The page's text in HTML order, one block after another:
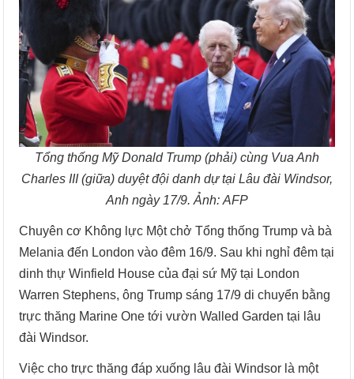
Tổng thống Mỹ Donald Trump (phải) cùng Vua Anh
Charles III (giữa) duyệt đội danh dự tại Lâu đài Windsor,
Anh ngày 17/9. Ảnh: AFP
Chuyên cơ Không lực Một chở Tổng thống Trump và bà
Melania đến London vào đêm 16/9. Sau khi nghỉ đêm tại
dinh thự Winfield House của đại sứ Mỹ tại London
Warren Stephens, ông Trump sáng 17/9 di chuyển bằng
trực thăng Marine One tới vườn Walled Garden tại lâu
đài Windsor.
Việc cho trực thăng đáp xuống lâu đài Windsor là một